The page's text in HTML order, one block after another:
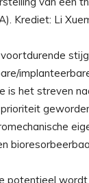
Krediet: Li
is het streven
potentieel